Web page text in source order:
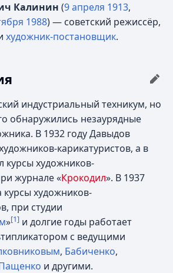
Калинин (9 апреля 1913,
1988) — советский режиссёр,
художник-постановщик.
индустриальный техникум, но
обнаружились незаурядные
В 1932 году Давыдов
карикатуристов, а в
курсы художников-
журнале «Крокодил». В 1937
курсы художников-
при студии
»[1] и долгие годы работает
с ведущими
, Бабиченко,
и другими.